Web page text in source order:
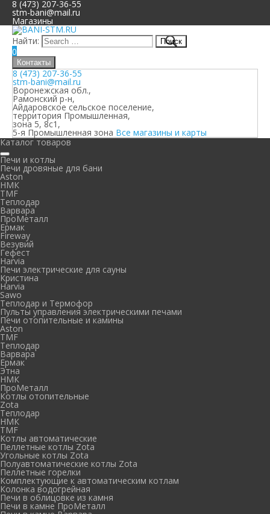
8 (473) 207-36-55
stm-bani@mail.ru
Магазины
Найти:
0
Контакты
8 (473) 207-36-55
stm-bani@mail.ru
Воронежская обл.,
Рамонский р-н,
Айдаровское сельское поселение,
территория Промышленная,
зона 5, 8с1,
5-я Промышленная зона Все магазины и карты
Каталог товаров
Печи и котлы
Печи дровяные для бани
Aston
НМК
TMF
Теплодар
Варвара
ПроМеталл
Ермак
Fireway
Везувий
Гефест
Harvia
Печи электрические для сауны
Кристина
Harvia
Sawo
Теплодар и Термофор
Пульты управления электрическими печами
Печи отопительные и камины
Aston
TMF
Теплодар
Варвара
Ермак
Этна
НМК
ПроМеталл
Котлы отопительные
Zota
Теплодар
НМК
TMF
Котлы автоматические
Пеллетные котлы Zota
Угольные котлы Zota
Полуавтоматические котлы Zota
Пеллетные горелки
Комплектующие к автоматическим котлам
Колонка водогрейная
Печи в облицовке из камня
Печи в камне ПроМеталл